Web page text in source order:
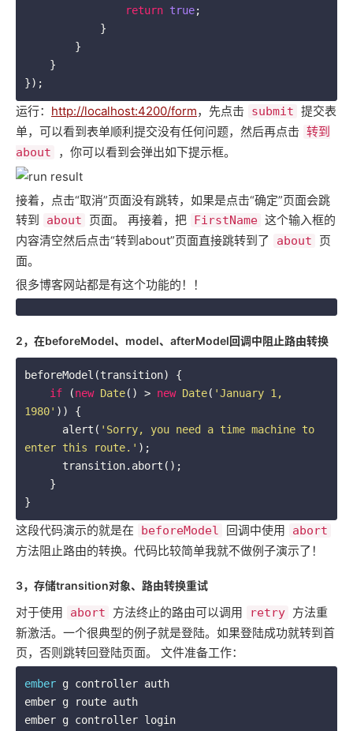
return true;
});
运行： http://localhost:4200/form，先点击 submit 提交表
单，可以看到表单顺利提交没有任何问题，然后再点击 转到
about
，你可以看到会弹出如下提示框。
接着，点击“取消”页面没有跳转，如果是点击“确定”页面会跳
转到
about 页面。 再接着，把 FirstName 这个输入框的
内容清空然后点击“转到about”页面直接跳转到了
about
页
面。
很多博客网站都是有这个功能的！！
2，在beforeModel、model、afterModel回调中阻止路由转换
beforeModel(transition) {
if (new Date() > new Date( 'January 1,
1980' )) {
      alert(
'Sorry, you need a time machine to
enter this route.' );
}
这段代码演示的就是在 beforeModel 回调中使用 abort
方法阻止路由的转换。代码比较简单我就不做例子演示了！
3，存储transition对象、路由转换重试
对于使用 abort 方法终止的路由可以调用 retry 方法重
新激活。一个很典型的例子就是登陆。如果登陆成功就转到首
页，否则跳转回登陆页面。 文件准备工作：
ember g controller auth
ember g route auth
ember g controller login